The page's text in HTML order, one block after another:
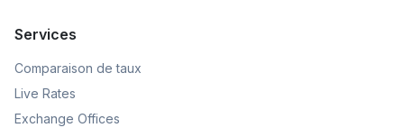
Services
Comparaison de taux
Live Rates
Exchange Offices